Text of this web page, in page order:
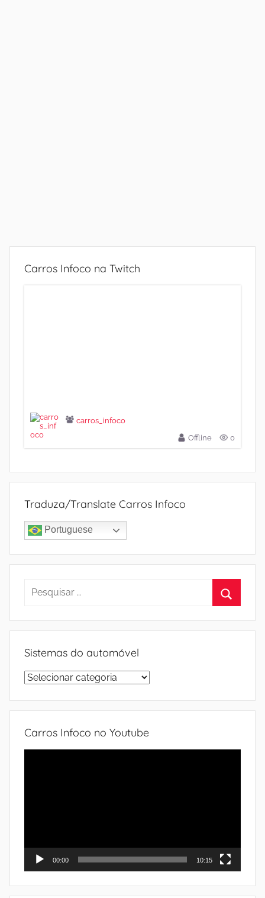
Carros Infoco na Twitch
carros_infoco
Offline
0
Traduza/Translate Carros Infoco
Portuguese
Pesquisar
Sistemas do automóvel
Sistemas
automóvel
Carros Infoco no Youtube
00:00 10:15